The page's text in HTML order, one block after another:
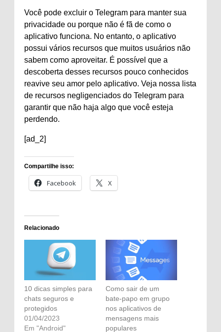
Você pode excluir o Telegram para manter sua
privacidade ou porque não é fã de como o
aplicativo funciona. No entanto, o aplicativo
possui vários recursos que muitos usuários não
sabem como aproveitar. É possível que a
descoberta desses recursos pouco conhecidos
reavive seu amor pelo aplicativo. Veja nossa lista
de recursos negligenciados do Telegram para
garantir que não haja algo que você esteja
perdendo.
[ad_2]
Compartilhe isso:
Facebook X
Relacionado
10 dicas simples para
chats seguros e
protegidos
01/04/2023
Em "Android"
Como sair de um
bate-papo em grupo
nos aplicativos de
mensagens mais
populares